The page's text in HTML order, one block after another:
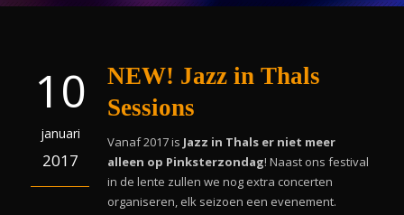
10
januari
2017
NEW! Jazz in Thals
Sessions
Vanaf 2017 is Jazz in Thals er niet meer
alleen op Pinksterzondag! Naast ons festival
in de lente zullen we nog extra concerten
organiseren, elk seizoen een evenement.